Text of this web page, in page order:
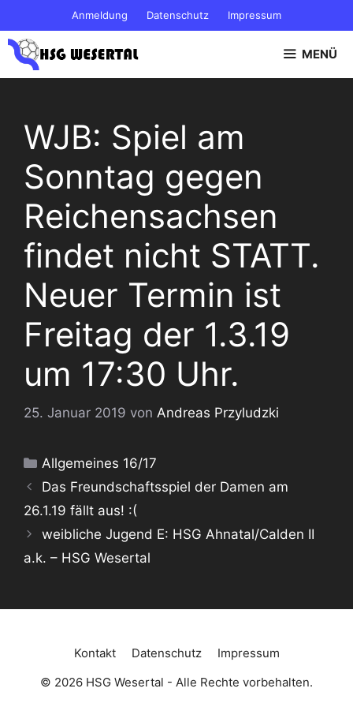
Inhalt
springen
Anmeldung Datenschutz Impressum
MENÜ
WJB: Spiel am
Sonntag gegen
Reichensachsen
findet nicht STATT.
Neuer Termin ist
Freitag der 1.3.19
um 17:30 Uhr.
25. Januar 2019 von Andreas Przyludzki
Kategorien
Allgemeines 16/17
Das Freundschaftsspiel der Damen am
26.1.19 fällt aus! :(
weibliche Jugend E: HSG Ahnatal/Calden II
a.k. – HSG Wesertal
Kontakt Datenschutz
Impressum
© 2026 HSG Wesertal - Alle Rechte vorbehalten.